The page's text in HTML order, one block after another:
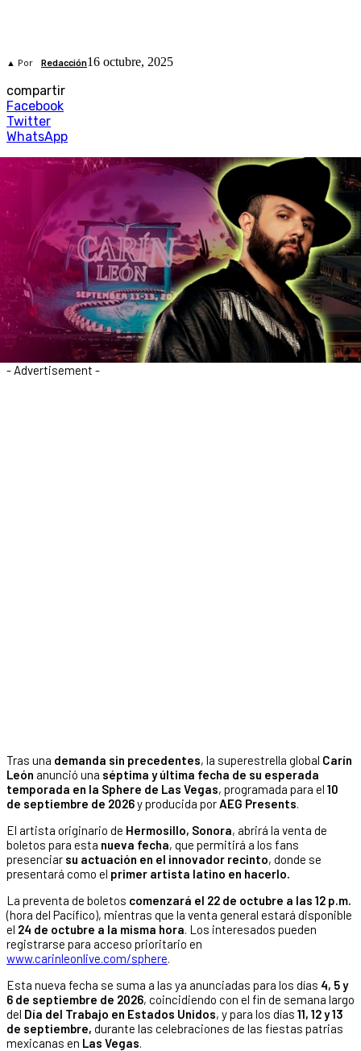
▲ Por Redacción16 octubre, 2025
compartir
Facebook
Twitter
WhatsApp
- Advertisement -
Tras una demanda sin precedentes, la superestrella global Carín
León anunció una séptima y última fecha de su esperada
temporada en la Sphere de Las Vegas, programada para el 10
de septiembre de 2026y producida porAEG Presents.
El artista originario de Hermosillo, Sonora, abrirá la venta de
boletos para esta nueva fecha, que permitirá a los fans
presenciar su actuación en el innovador recinto, donde se
presentará como el primer artista latino en hacerlo.
La preventa de boletos comenzará el 22 de octubre a las 12 p.m.
(hora del Pacífico), mientras que la venta general estará disponible
el 24 de octubre a la misma hora. Los interesados pueden
registrarse para acceso prioritario en
www.carinleonlive.com/sphere.
Esta nueva fecha se suma a las ya anunciadas para los días 4, 5 y
6 de septiembre de 2026, coincidiendo con el fin de semana largo
del Día del Trabajo en Estados Unidos, y para los días 11, 12 y 13
de septiembre, durante las celebraciones de las fiestas patrias
mexicanas en Las Vegas.